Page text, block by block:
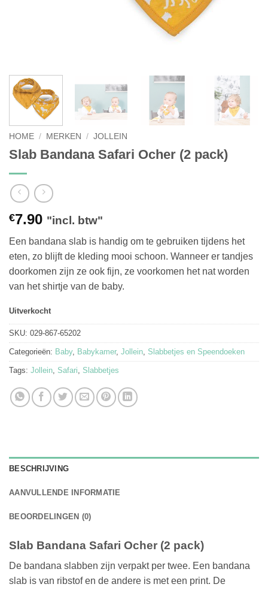
HOME / MERKEN / JOLLEIN
Slab Bandana Safari Ocher (2 pack)
€7.90 "incl. btw"
Een bandana slab is handig om te gebruiken tijdens het
eten, zo blijft de kleding mooi schoon. Wanneer er tandjes
doorkomen zijn ze ook fijn, ze voorkomen het nat worden
van het shirtje van de baby.
Uitverkocht
SKU: 029-867-65202
Categorieën: Baby, Babykamer, Jollein Slabbetjes en Speendoeken
Tags: Jollein Safari Slabbetjes
BESCHRIJVING
AANVULLENDE INFORMATIE
BEOORDELINGEN (0)
Slab Bandana Safari Ocher (2 pack)
De bandana slabben zijn verpakt per twee. Een bandana
slab is van ribstof en de andere is met een print. De